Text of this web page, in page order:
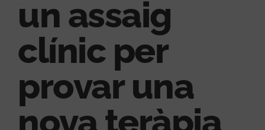
un assaig
clínic per
provar una
nova teràpia